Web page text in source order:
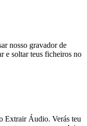
nosso gravador de
e soltar teus ficheiros no
Extrair Áudio. Verás teu